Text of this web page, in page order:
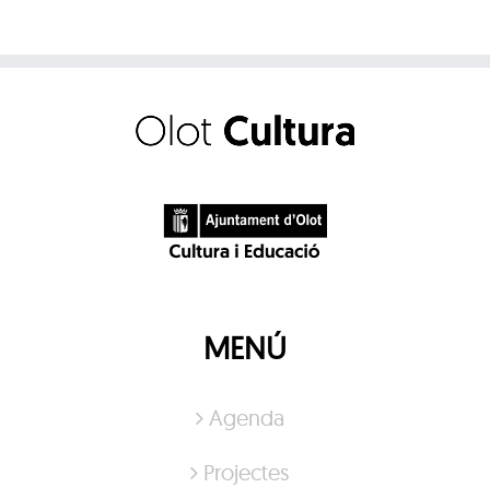
MENÚ
Agenda
Projectes